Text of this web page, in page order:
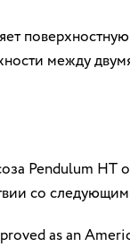
между
Pendulum HT
со
as an